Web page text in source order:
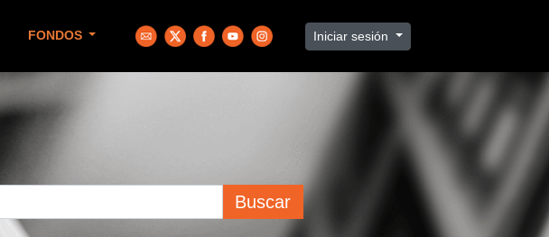
FONDOS Iniciar sesión
Buscar